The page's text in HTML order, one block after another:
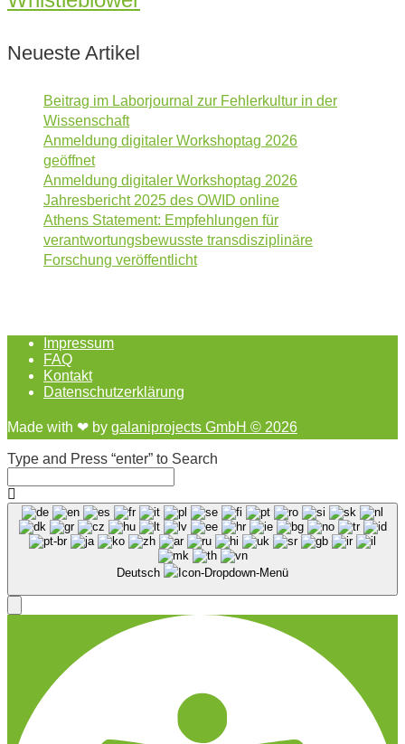
Neueste Artikel
Beitrag im Laborjournal zur Fehlerkultur in der
Wissenschaft
Anmeldung digitaler Workshoptag 2026
geöffnet
Anmeldung digitaler Workshoptag 2026
Jahresbericht 2025 des OWID online
Athens Statement: Empfehlungen für
verantwortungsbewusste transdisziplinäre
Forschung veröffentlicht
Impressum
FAQ
Kontakt
Datenschutzerklärung
Made with ❤︎ by galaniprojects GmbH © 2026
Type and Press “enter” to Search
Deutsch